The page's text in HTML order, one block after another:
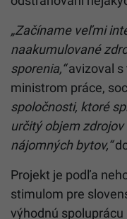
„Začíname veľmi
naakumulované
sporenia,“avizoval s
ministrom práce,
spoločnosti, ktoré
určitý objem
nájomných bytov,“
Projekt je podľa
stimulom pre
výhodnú